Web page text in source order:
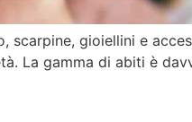
scarpine, gioiellini e
La gamma di abiti è